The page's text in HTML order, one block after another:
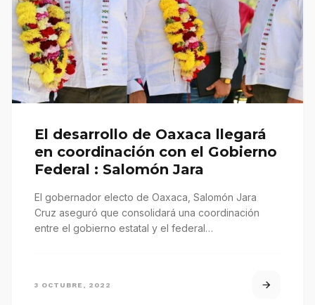
El desarrollo de Oaxaca llegará
en coordinación con el Gobierno
Federal : Salomón Jara
El gobernador electo de Oaxaca, Salomón Jara
Cruz aseguró que consolidará una coordinación
entre el gobierno estatal y el federal…
3 OCTUBRE, 2022